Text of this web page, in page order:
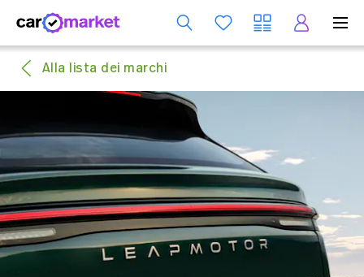
Alla lista dei marchi